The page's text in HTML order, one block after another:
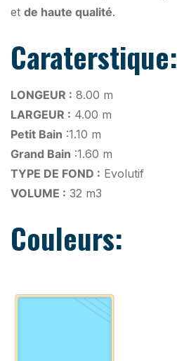
et de haute qualité.
Caraterstique:
LONGEUR : 8.00 m
LARGEUR : 4.00 m
Petit Bain :1.10 m
Grand Bain :1.60 m
TYPE DE FOND : Evolutif
VOLUME : 32 m3
Couleurs: